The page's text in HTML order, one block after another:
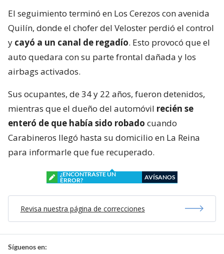
El seguimiento terminó en Los Cerezos con avenida
Quilín, donde el chofer del Veloster perdió el control
y cayó a un canal de regadío. Esto provocó que el
auto quedara con su parte frontal dañada y los
airbags activados.
Sus ocupantes, de 34 y 22 años, fueron detenidos,
mientras que el dueño del automóvil recién se
enteró de que había sido robado cuando
Carabineros llegó hasta su domicilio en La Reina
para informarle que fue recuperado.
¿ENCONTRASTE UN
ERROR?
AVÍSANOS
Revisa nuestra página de correcciones
Síguenos en: